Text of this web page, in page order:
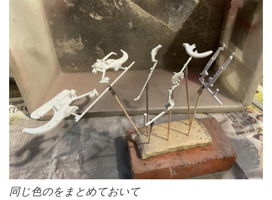
同じ色のをまとめておいて